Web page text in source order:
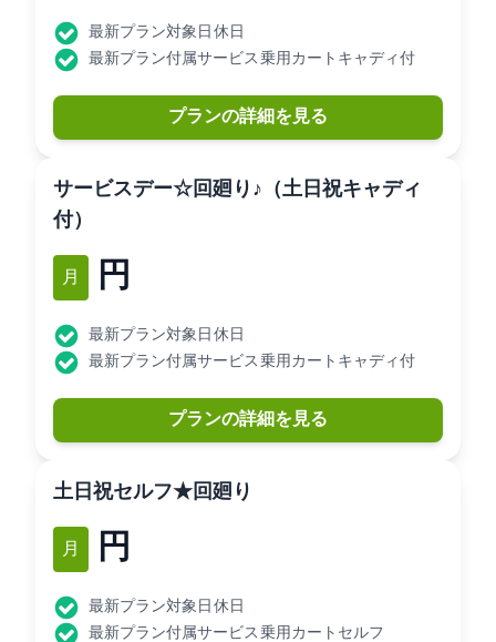
最新プラン対象日: 休日
最新プラン付属サービス: 乗用カートキャディ付
プランの詳細を見る
サービスデー☆9H2回廻り♪（土日祝キャディ
付）
1月 12,150円
最新プラン対象日: 休日
最新プラン付属サービス: 乗用カートキャディ付
プランの詳細を見る
土日祝セルフ★9H2回廻り
1月 9,840円
最新プラン対象日: 休日
最新プラン付属サービス: 乗用カートセルフ